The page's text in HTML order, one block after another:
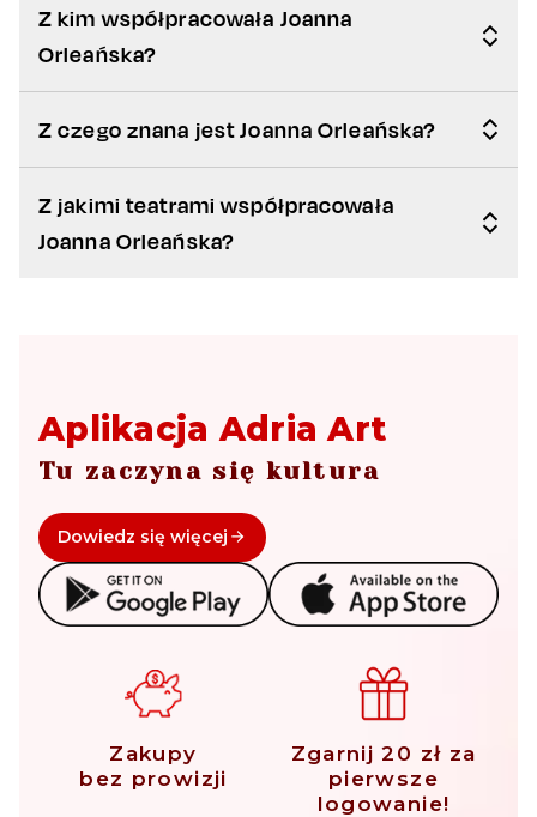
Z kim współpracowała Joanna
Orleańska?
Z czego znana jest Joanna Orleańska?
Z jakimi teatrami współpracowała
Joanna Orleańska?
Aplikacja Adria Art
Tu zaczyna się kultura
Dowiedz się więcej
Zakupy
bez prowizji
Zgarnij 20 zł za
pierwsze
logowanie!